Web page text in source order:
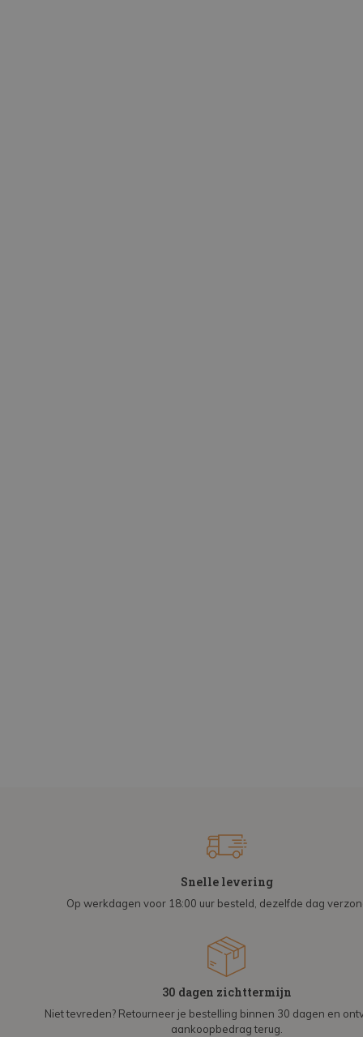
Snelle levering
Op werkdagen voor 18:00 uur besteld, dezelfde dag
30 dagen zichttermijn
Niet tevreden? Retourneer je bestelling binnen 30 dagen en
aankoopbedrag terug.